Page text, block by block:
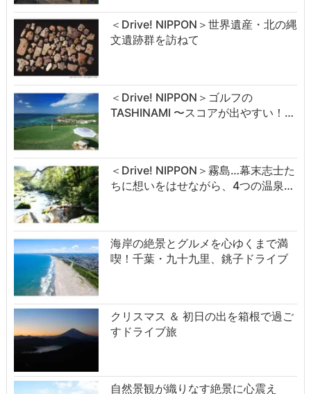
＜Drive! NIPPON＞世界遺産・北の縄
文遺跡群を訪ねて
＜Drive! NIPPON＞ゴルフの
TASHINAMI 〜スコアが出やすい！…
＜Drive! NIPPON＞霧島…幕末志士た
ちに想いをはせながら、4つの温泉…
海岸の絶景とグルメを心ゆくまで満
喫！千葉・九十九里、銚子ドライブ
クリスマス ＆ 初日の出を箱根で過ご
すドライブ旅
自然景観が織りなす絶景に心震え